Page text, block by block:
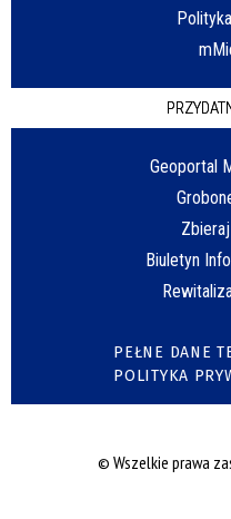
Geoportal
Biuletyn
PEŁNE DANE
POLITYKA
© Wszelkie prawa